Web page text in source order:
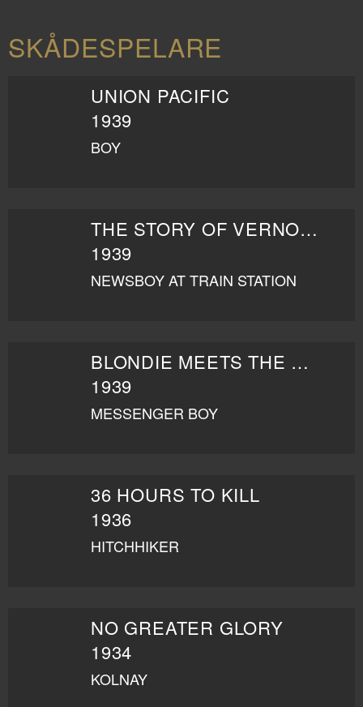
SKÅDESPELARE
UNION PACIFIC
1939
BOY
THE STORY OF VERNON AND IRENE CASTLE
1939
NEWSBOY AT TRAIN STATION
BLONDIE MEETS THE BOSS
1939
MESSENGER BOY
36 HOURS TO KILL
1936
HITCHHIKER
NO GREATER GLORY
1934
KOLNAY